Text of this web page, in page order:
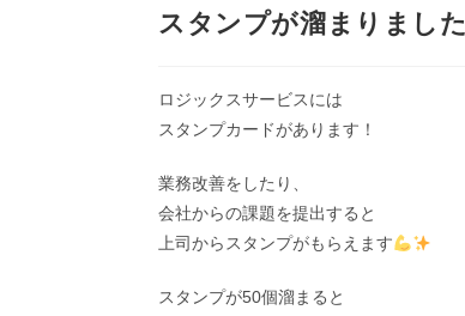
スタンプが溜まりました
ロジックスサービスには
スタンプカードがあります！
業務改善をしたり、
会社からの課題を提出すると
上司からスタンプがもらえます
スタンプが50個溜まると